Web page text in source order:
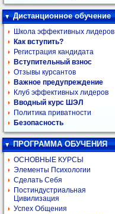
Дистанционное обучение
Школа эффективных лидеров
Как вступить?
Регистрация кандидата
Вступительный взнос
Отзывы курсантов
Важное предупреждение
Клуб эффективных лидеров
Вводный курс ШЭЛ
Политика приватности
Безопасность
ПРОГРАММА ОБУЧЕНИЯ
ОСНОВНЫЕ КУРСЫ
Элементы Психологии
Сделать Себя
Постиндустриальная
Цивилизация
Успех Общения